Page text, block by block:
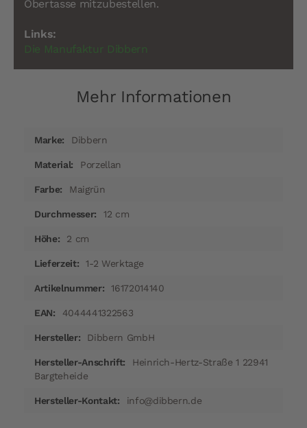
Obertasse mitzubestellen.
Links:
Die Manufaktur Dibbern
Mehr Informationen
InformationenDibbern
Porzellan
Maigrün
12 cm
2 cm
1-2 Werktage
16172014140
4044441322563
Dibbern GmbH
Heinrich-Hertz-Straße 1 22941
Bargteheide
info@dibbern.de